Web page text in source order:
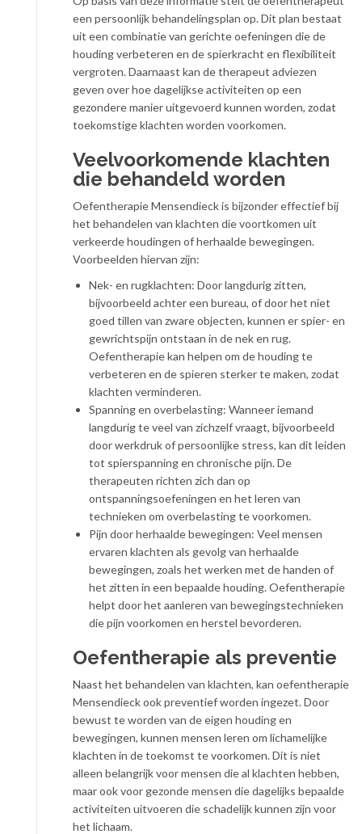
een persoonlijk behandelingsplan op. Dit plan bestaat
uit een combinatie van gerichte oefeningen die de
houding verbeteren en de spierkracht en flexibiliteit
vergroten. Daarnaast kan de therapeut adviezen
geven over hoe dagelijkse activiteiten op een
gezondere manier uitgevoerd kunnen worden, zodat
toekomstige klachten worden voorkomen.
Veelvoorkomende klachten
die behandeld worden
Oefentherapie Mensendieck is bijzonder effectief bij
het behandelen van klachten die voortkomen uit
verkeerde houdingen of herhaalde bewegingen.
Voorbeelden hiervan zijn:
Nek- en rugklachten: Door langdurig zitten,
bijvoorbeeld achter een bureau, of door het niet
goed tillen van zware objecten, kunnen er spier- en
gewrichtspijn ontstaan in de nek en rug.
Oefentherapie kan helpen om de houding te
verbeteren en de spieren sterker te maken, zodat
klachten verminderen.
Spanning en overbelasting: Wanneer iemand
langdurig te veel van zichzelf vraagt, bijvoorbeeld
door werkdruk of persoonlijke stress, kan dit leiden
tot spierspanning en chronische pijn. De
therapeuten richten zich dan op
ontspanningsoefeningen en het leren van
technieken om overbelasting te voorkomen.
Pijn door herhaalde bewegingen: Veel mensen
ervaren klachten als gevolg van herhaalde
bewegingen, zoals het werken met de handen of
het zitten in een bepaalde houding. Oefentherapie
helpt door het aanleren van bewegingstechnieken
die pijn voorkomen en herstel bevorderen.
Oefentherapie als preventie
Naast het behandelen van klachten, kan oefentherapie
Mensendieck ook preventief worden ingezet. Door
bewust te worden van de eigen houding en
bewegingen, kunnen mensen leren om lichamelijke
klachten in de toekomst te voorkomen. Dit is niet
alleen belangrijk voor mensen die al klachten hebben,
maar ook voor gezonde mensen die dagelijks bepaalde
activiteiten uitvoeren die schadelijk kunnen zijn voor
het lichaam.